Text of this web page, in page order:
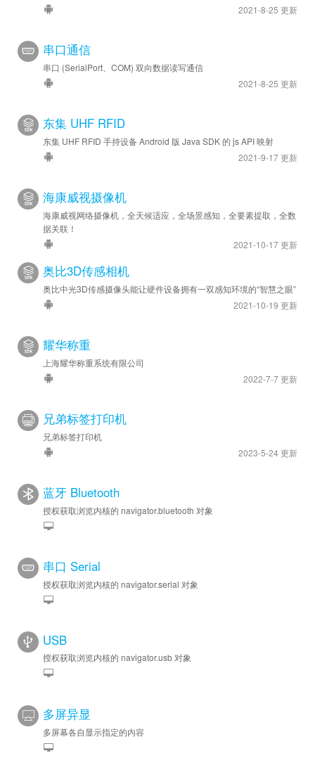
2021-8-25 更新
串口通信
串口 (SerialPort、COM) 双向数据读写通信
2021-8-25 更新
东集 UHF RFID
东集 UHF RFID 手持设备 Android 版 Java SDK 的 js API 映射
2021-9-17 更新
海康威视摄像机
海康威视网络摄像机，全天候适应，全场景感知，全要素提取，全数
据关联！
2021-10-17 更新
奥比3D传感相机
奥比中光3D传感摄像头能让硬件设备拥有一双感知环境的“智慧之眼”
2021-10-19 更新
耀华称重
上海耀华称重系统有限公司
2022-7-7 更新
兄弟标签打印机
兄弟标签打印机
2023-5-24 更新
蓝牙 Bluetooth
授权获取浏览内核的 navigator.bluetooth 对象
串口 Serial
授权获取浏览内核的 navigator.serial 对象
USB
授权获取浏览内核的 navigator.usb 对象
多屏异显
多屏幕各自显示指定的内容